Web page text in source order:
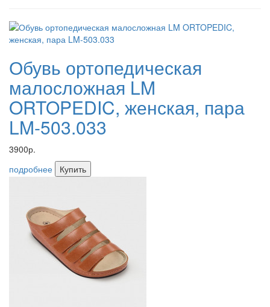
Обувь ортопедическая
малосложная LM
ORTOPEDIC, женская, пара
LM-503.033
3900р.
подробнее
Купить